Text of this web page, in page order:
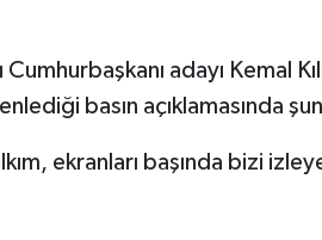
adayı Kemal
basın açıklamasında
ekranları başında bizi